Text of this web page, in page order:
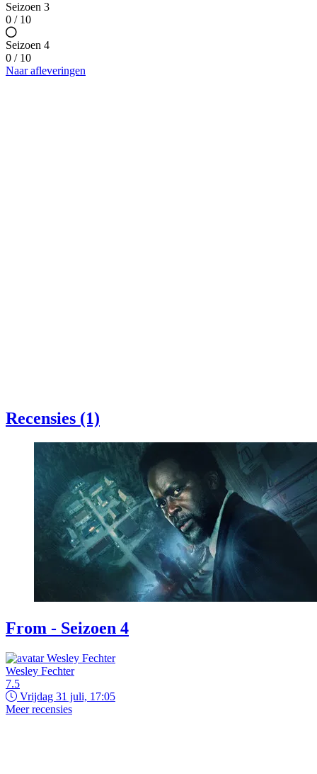
Seizoen 3
0 / 10
Seizoen 4
0 / 10
Naar afleveringen
Recensies (1)
From - Seizoen 4
Wesley Fechter
7.5
Vrijdag 31 juli, 17:05
Meer recensies